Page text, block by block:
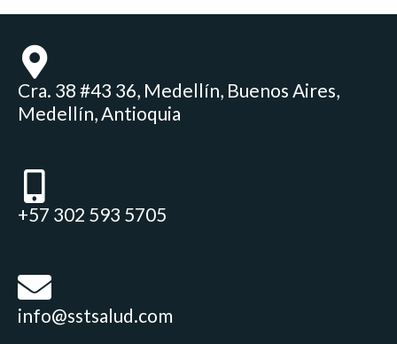
Cra. 38 #43 36, Medellín, Buenos Aires,
Medellín, Antioquia
+57 302 593 5705
info@sstsalud.com